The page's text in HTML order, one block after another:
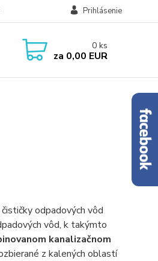
Prihlásenie
0 ks
za 0,00 EUR
odpadových vôd
vôd, k takýmto
kanalizačnom
z kalených oblastí